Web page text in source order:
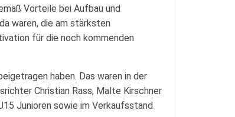
Vorteile bei Aufbau und
waren, die am stärksten
für die noch kommenden
haben. Das waren in der
Christian Rass, Malte Kirschner
Junioren sowie im Verkaufsstand